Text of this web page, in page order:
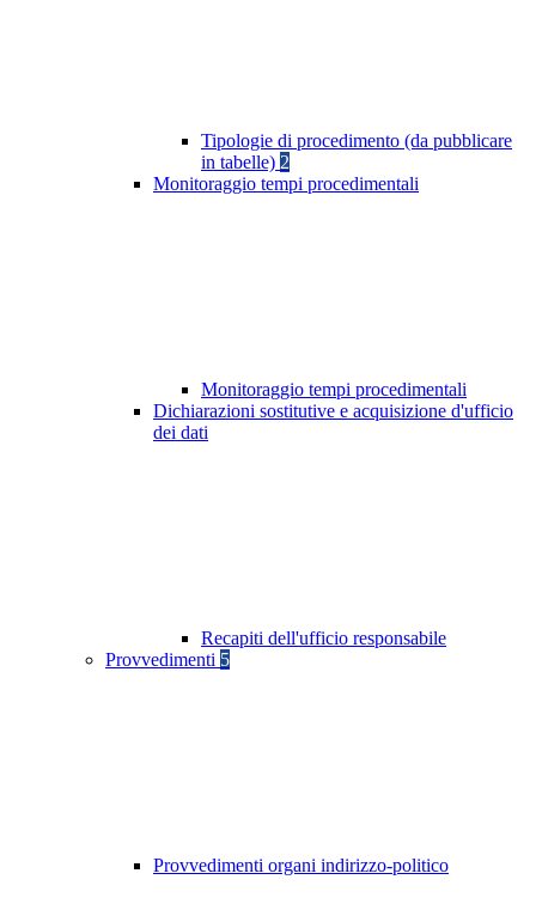
Tipologie di procedimento (da pubblicare
in tabelle) 2
Monitoraggio tempi procedimentali
Monitoraggio tempi procedimentali
Dichiarazioni sostitutive e acquisizione d'ufficio
dei dati
Recapiti dell'ufficio responsabile
Provvedimenti 5
Provvedimenti organi indirizzo-politico